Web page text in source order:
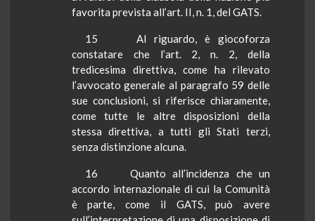
favorita prevista all’art. II, n. 1, del GATS.
15
Al riguardo, è giocoforza
constatare che l’art. 2, n. 2, della
tredicesima direttiva, come ha rilevato
l’avvocato generale al paragrafo 59 delle
sue conclusioni, si riferisce chiaramente,
come tutte le altre disposizioni della
stessa direttiva, a tutti gli Stati terzi,
senza distinzione alcuna.
16
Quanto all’incidenza che un
accordo internazionale di cui la Comunità
è parte, come il GATS, può avere